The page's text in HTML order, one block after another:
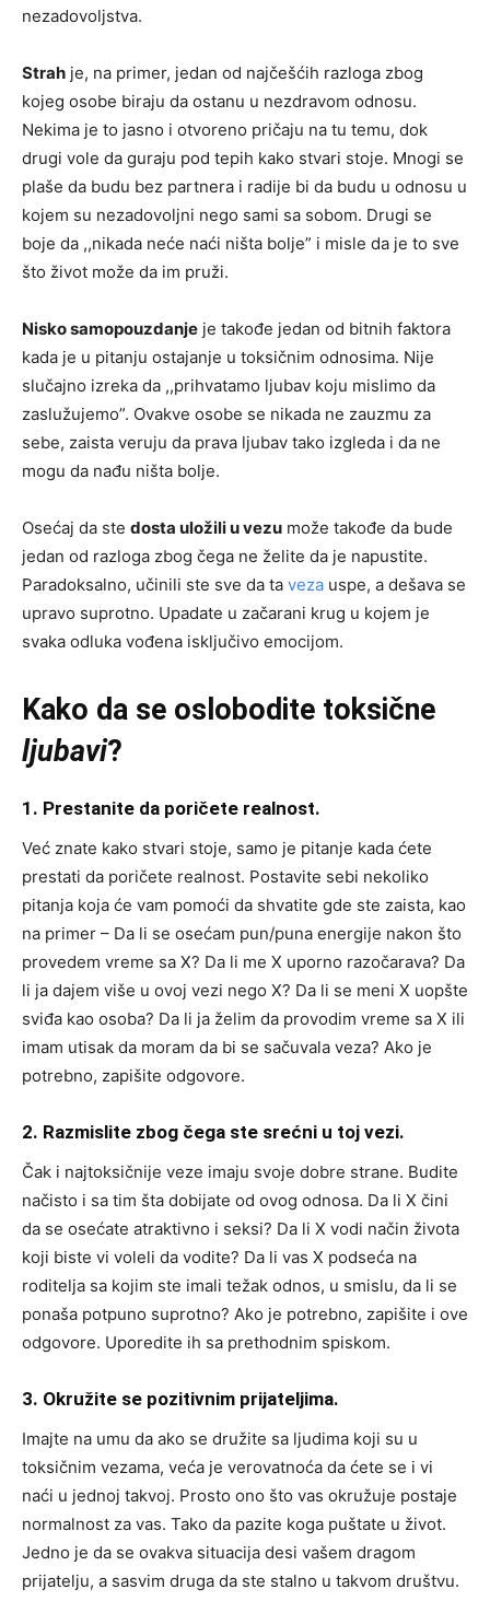
nezadovoljstva.
Strah je, na primer, jedan od najčešćih razloga zbog
kojeg osobe biraju da ostanu u nezdravom odnosu.
Nekima je to jasno i otvoreno pričaju na tu temu, dok
drugi vole da guraju pod tepih kako stvari stoje. Mnogi se
plaše da budu bez partnera i radije bi da budu u odnosu u
kojem su nezadovoljni nego sami sa sobom. Drugi se
boje da ,,nikada neće naći ništa bolje” i misle da je to sve
što život može da im pruži.
Nisko samopouzdanje je takođe jedan od bitnih faktora
kada je u pitanju ostajanje u toksičnim odnosima. Nije
slučajno izreka da ,,prihvatamo ljubav koju mislimo da
zaslužujemo”. Ovakve osobe se nikada ne zauzmu za
sebe, zaista veruju da prava ljubav tako izgleda i da ne
mogu da nađu ništa bolje.
Osećaj da ste dosta uložili u vezu može takođe da bude
jedan od razloga zbog čega ne želite da je napustite.
Paradoksalno, učinili ste sve da ta veza uspe, a dešava se
upravo suprotno. Upadate u začarani krug u kojem je
svaka odluka vođena isključivo emocijom.
Kako da se oslobodite toksične
ljubavi?
1. Prestanite da poričete realnost.
Već znate kako stvari stoje, samo je pitanje kada ćete
prestati da poričete realnost. Postavite sebi nekoliko
pitanja koja će vam pomoći da shvatite gde ste zaista, kao
na primer – Da li se osećam pun/puna energije nakon što
provedem vreme sa X? Da li me X uporno razočarava? Da
li ja dajem više u ovoj vezi nego X? Da li se meni X uopšte
sviđa kao osoba? Da li ja želim da provodim vreme sa X ili
imam utisak da moram da bi se sačuvala veza? Ako je
potrebno, zapišite odgovore.
2. Razmislite zbog čega ste srećni u toj vezi.
Čak i najtoksičnije veze imaju svoje dobre strane. Budite
načisto i sa tim šta dobijate od ovog odnosa. Da li X čini
da se osećate atraktivno i seksi? Da li X vodi način života
koji biste vi voleli da vodite? Da li vas X podseća na
roditelja sa kojim ste imali težak odnos, u smislu, da li se
ponaša potpuno suprotno? Ako je potrebno, zapišite i ove
odgovore. Uporedite ih sa prethodnim spiskom.
3. Okružite se pozitivnim prijateljima.
Imajte na umu da ako se družite sa ljudima koji su u
toksičnim vezama, veća je verovatnoća da ćete se i vi
naći u jednoj takvoj. Prosto ono što vas okružuje postaje
normalnost za vas. Tako da pazite koga puštate u život.
Jedno je da se ovakva situacija desi vašem dragom
prijatelju, a sasvim druga da ste stalno u takvom društvu.